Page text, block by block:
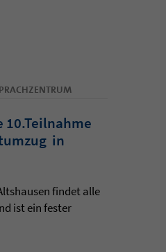
10.Teilnahme
in
findet alle
ist ein fester